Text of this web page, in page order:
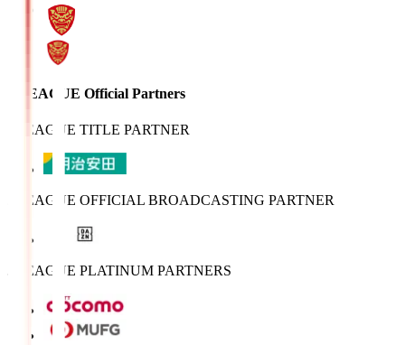
J.LEAGUE Official Partners
J.LEAGUE TITLE PARTNER
J.LEAGUE OFFICIAL BROADCASTING PARTNER
J.LEAGUE PLATINUM PARTNERS